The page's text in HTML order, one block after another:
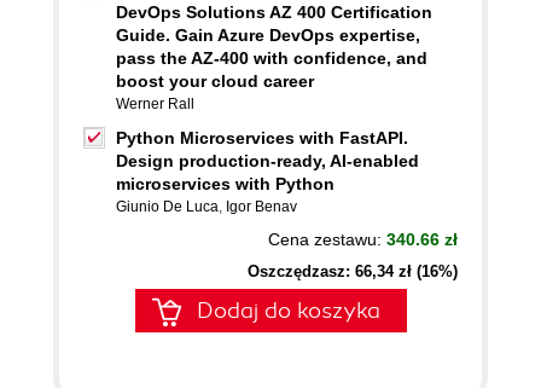
DevOps Solutions AZ 400 Certification
Guide. Gain Azure DevOps expertise,
pass the AZ-400 with confidence, and
boost your cloud career
Werner Rall
Python Microservices with FastAPI.
Design production-ready, AI-enabled
microservices with Python
Giunio De Luca, Igor Benav
Cena zestawu: 340.66 zł
Oszczędzasz: 66,34 zł (16%)
Dodaj do koszyka